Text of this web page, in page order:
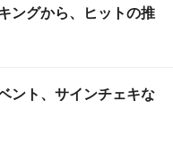
ングから、ヒットの推
ント、サインチェキな